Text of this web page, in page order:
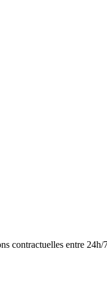
contractuelles entre